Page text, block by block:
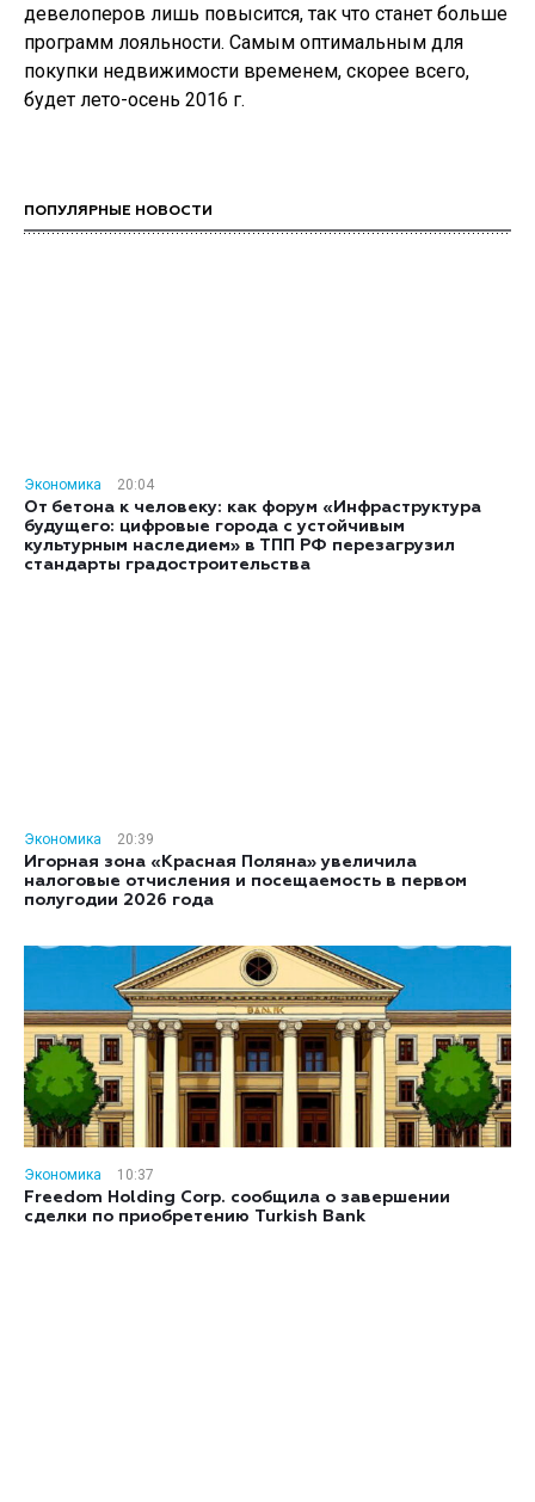
девелоперов лишь повысится, так что станет больше
программ лояльности. Самым оптимальным для
покупки недвижимости временем, скорее всего,
будет лето-осень 2016 г.
ПОПУЛЯРНЫЕ НОВОСТИ
Экономика
20:04
От бетона к человеку: как форум «Инфраструктура
будущего: цифровые города с устойчивым
культурным наследием» в ТПП РФ перезагрузил
стандарты градостроительства
Экономика
20:39
Игорная зона «Красная Поляна» увеличила
налоговые отчисления и посещаемость в первом
полугодии 2026 года
Экономика
10:37
Freedom Holding Corp. сообщила о завершении
сделки по приобретению Turkish Bank